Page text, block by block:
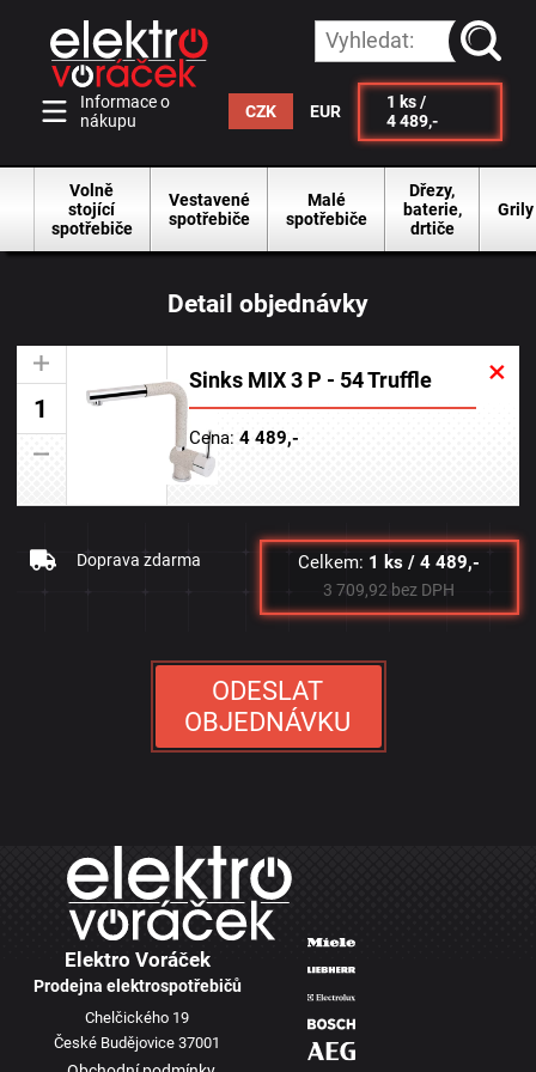
Informace o
nákupu
CZK EUR 1 ks /
4 489,-
Volně
stojící
spotřebiče
Vestavené
spotřebiče
Malé
spotřebiče
Dřezy,
baterie,
drtiče
Grily
Detail objednávky
×
+
-
Sinks MIX 3 P - 54 Truffle
Cena:4 489,-
Doprava zdarma Celkem: 1 ks / 4 489,-
3 709,92 bez DPH
ODESLAT
OBJEDNÁVKU
Elektro Voráček
Prodejna elektrospotřebičů
Chelčického 19
České Budějovice 37001